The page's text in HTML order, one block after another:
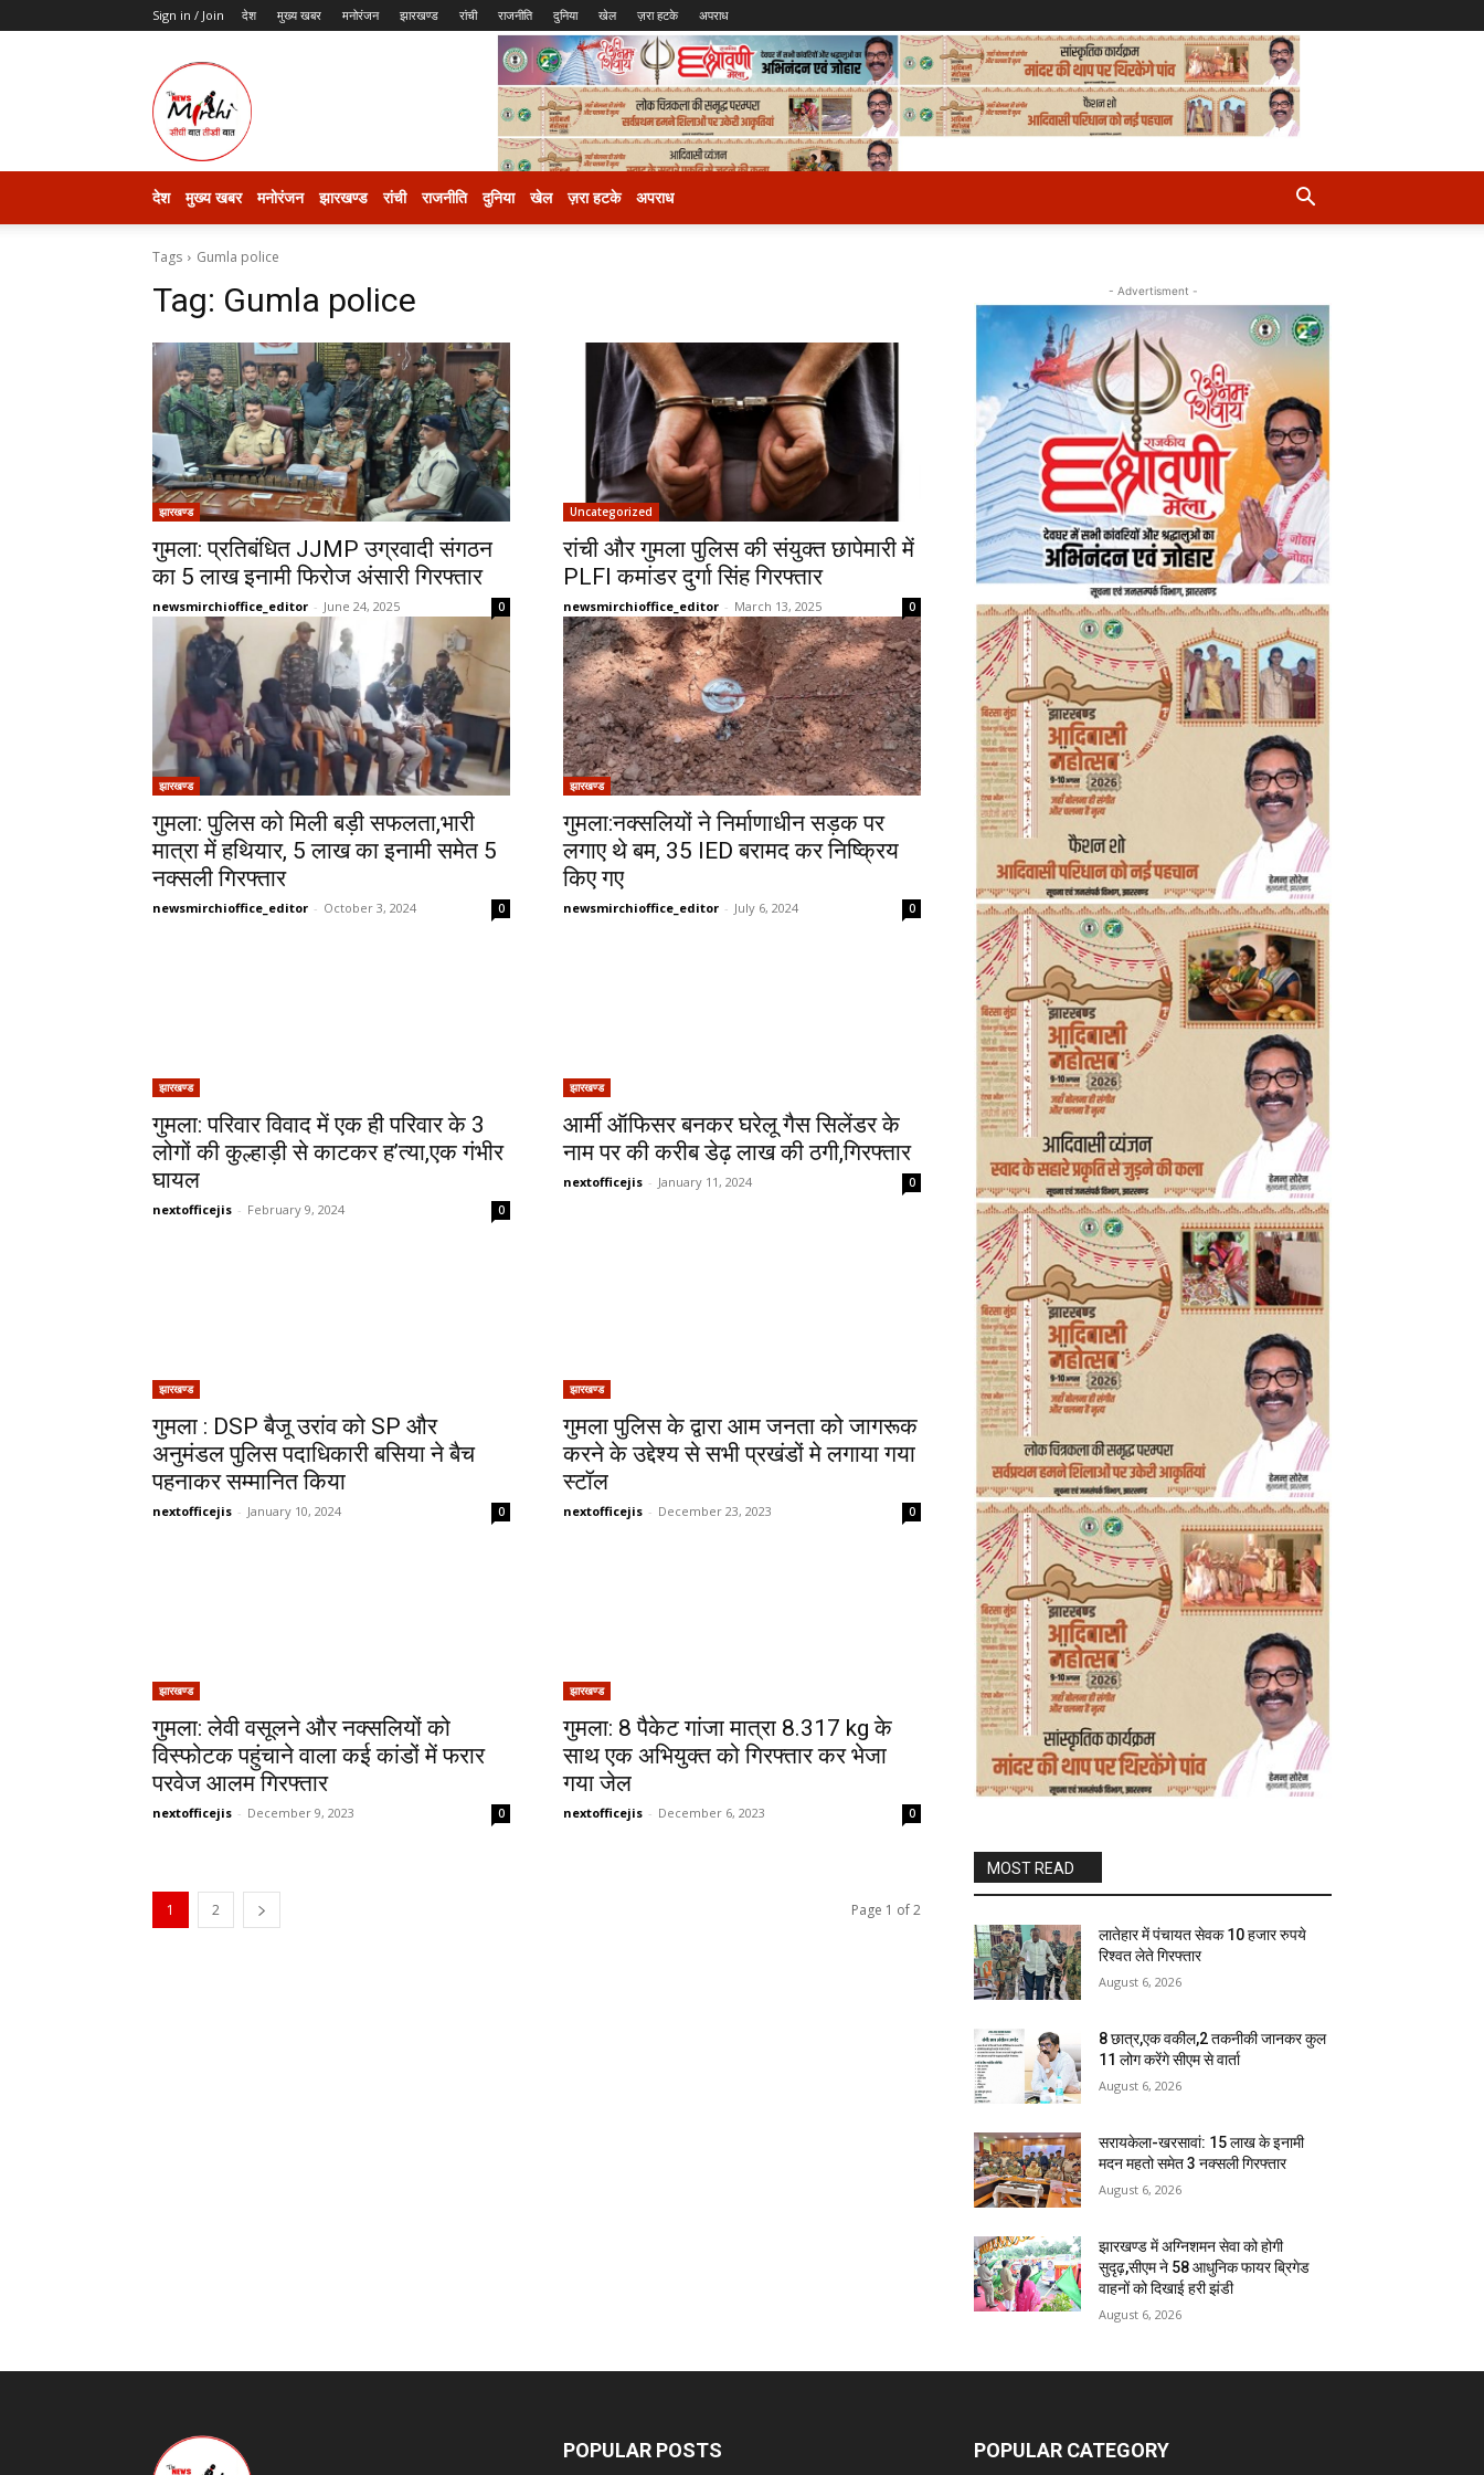
Sign in / Join देश मुख्य खबर मनोरंजन झारखण्ड रांची राजनीति दुनिया खेल ज़रा हटके अपराध
देश मुख्य खबर मनोरंजन झारखण्ड रांची राजनीति दुनिया खेल ज़रा हटके अपराध
Tags Gumla police
Tag: Gumla police
झारखण्ड
गुमला: प्रतिबंधित JJMP उग्रवादी संगठन
का 5 लाख इनामी फिरोज अंसारी गिरफ्तार
newsmirchioffice_editor - June 24, 2025 0
Uncategorized
रांची और गुमला पुलिस की संयुक्त छापेमारी में
PLFI कमांडर दुर्गा सिंह गिरफ्तार
newsmirchioffice_editor - March 13, 2025 0
झारखण्ड
गुमला: पुलिस को मिली बड़ी सफलता,भारी
मात्रा में हथियार, 5 लाख का इनामी समेत 5
नक्सली गिरफ्तार
newsmirchioffice_editor - October 3, 2024 0
झारखण्ड
गुमला:नक्सलियों ने निर्माणाधीन सड़क पर
लगाए थे बम, 35 IED बरामद कर निष्क्रिय
किए गए
newsmirchioffice_editor - July 6, 2024 0
झारखण्ड
गुमला: परिवार विवाद में एक ही परिवार के 3
लोगों की कुल्हाड़ी से काटकर ह’त्या,एक गंभीर
घायल
nextofficejis - February 9, 2024 0
झारखण्ड
आर्मी ऑफिसर बनकर घरेलू गैस सिलेंडर के
नाम पर की करीब डेढ़ लाख की ठगी,गिरफ्तार
nextofficejis - January 11, 2024 0
झारखण्ड
गुमला : DSP बैजू उरांव को SP और
अनुमंडल पुलिस पदाधिकारी बसिया ने बैच
पहनाकर सम्मानित किया
nextofficejis - January 10, 2024 0
झारखण्ड
गुमला पुलिस के द्वारा आम जनता को जागरूक
करने के उद्देश्य से सभी प्रखंडों मे लगाया गया
स्टॉल
nextofficejis - December 23, 2023 0
झारखण्ड
गुमला: लेवी वसूलने और नक्सलियों को
विस्फोटक पहुंचाने वाला कई कांडों में फरार
परवेज आलम गिरफ्तार
nextofficejis - December 9, 2023 0
झारखण्ड
गुमला: 8 पैकेट गांजा मात्रा 8.317 kg के
साथ एक अभियुक्त को गिरफ्तार कर भेजा
गया जेल
nextofficejis - December 6, 2023 0
1 2 Page 1 of 2
- Advertisment -
MOST READ
लातेहार में पंचायत सेवक 10 हजार रुपये
रिश्वत लेते गिरफ्तार
August 6, 2026
8 छात्र,एक वकील,2 तकनीकी जानकर कुल
11 लोग करेंगे सीएम से वार्ता
August 6, 2026
सरायकेला-खरसावां: 15 लाख के इनामी
मदन महतो समेत 3 नक्सली गिरफ्तार
August 6, 2026
झारखण्ड में अग्निशमन सेवा को होगी
सुदृढ़,सीएम ने 58 आधुनिक फायर ब्रिगेड
वाहनों को दिखाई हरी झंडी
August 6, 2026
POPULAR POSTS POPULAR CATEGORY